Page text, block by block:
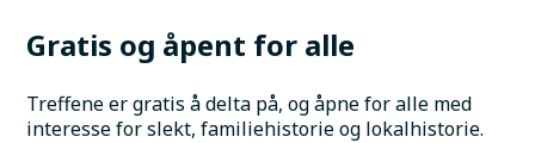
Gratis og åpent for alle
Treffene er gratis å delta på, og åpne for alle med
interesse for slekt, familiehistorie og lokalhistorie.